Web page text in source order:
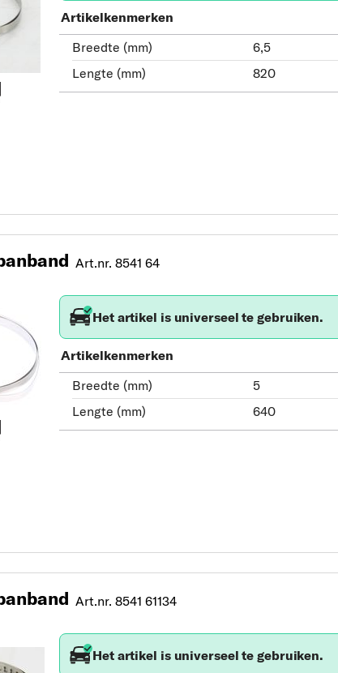
Artikelkenmerken
Breedte (mm)
6,5
Lengte (mm)
820
Art.nr. 8541 64
Het artikel is universeel te gebruiken.
Artikelkenmerken
Breedte (mm)
5
Lengte (mm)
640
Art.nr. 8541 61134
Het artikel is universeel te gebruiken.